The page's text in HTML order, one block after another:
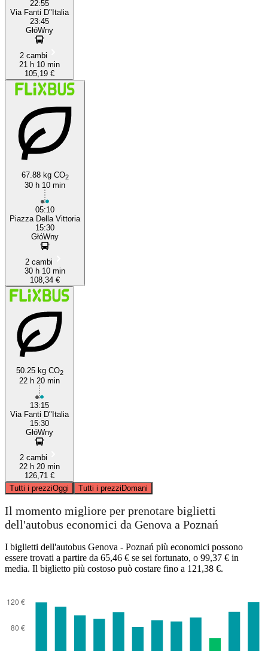
22:55
Via Fanti D"Italia
23:45
GłóWny
2 cambi
21 h 10 min
105,19 €
67.88 kg CO2
30 h 10 min
05:10
Piazza Della Vittoria
15:30
GłóWny
2 cambi
30 h 10 min
108,34 €
50.25 kg CO2
22 h 20 min
13:15
Via Fanti D"Italia
15:30
GłóWny
2 cambi
22 h 20 min
126,71 €
Tutti i prezziOggi Tutti i prezziDomani
Il momento migliore per prenotare biglietti
dell'autobus economici da Genova a Poznań
I biglietti dell'autobus Genova - Poznań più economici possono
essere trovati a partire da 65,46 € se sei fortunato, o 99,37 € in
media. Il biglietto più costoso può costare fino a 121,38 €.